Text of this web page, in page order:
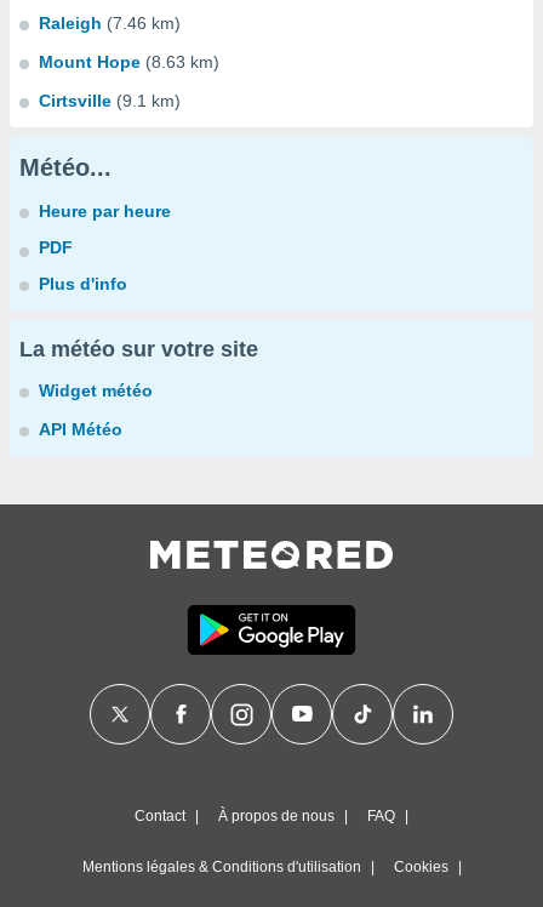
Raleigh (7.46 km)
Mount Hope (8.63 km)
Cirtsville (9.1 km)
Météo...
Heure par heure
PDF
Plus d'info
La météo sur votre site
Widget météo
API Météo
Contact À propos de nous FAQ
Mentions légales & Conditions d'utilisation Cookies